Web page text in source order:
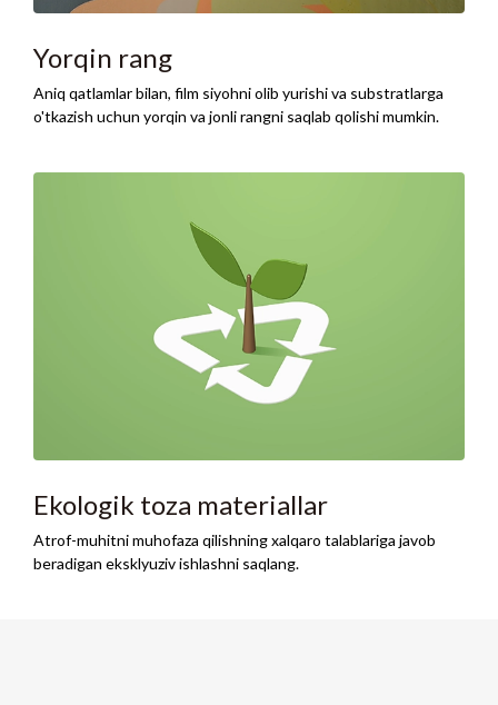
Yorqin rang
Aniq qatlamlar bilan, film siyohni olib yurishi va substratlarga
o'tkazish uchun yorqin va jonli rangni saqlab qolishi mumkin.
Ekologik toza materiallar
Atrof-muhitni muhofaza qilishning xalqaro talablariga javob
beradigan eksklyuziv ishlashni saqlang.